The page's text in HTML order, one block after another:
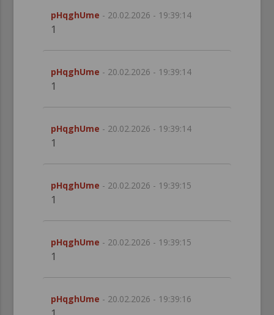
pHqghUme - 20.02.2026 - 19:39:14
1
pHqghUme - 20.02.2026 - 19:39:14
1
pHqghUme - 20.02.2026 - 19:39:14
1
pHqghUme - 20.02.2026 - 19:39:15
1
pHqghUme - 20.02.2026 - 19:39:15
1
pHqghUme - 20.02.2026 - 19:39:16